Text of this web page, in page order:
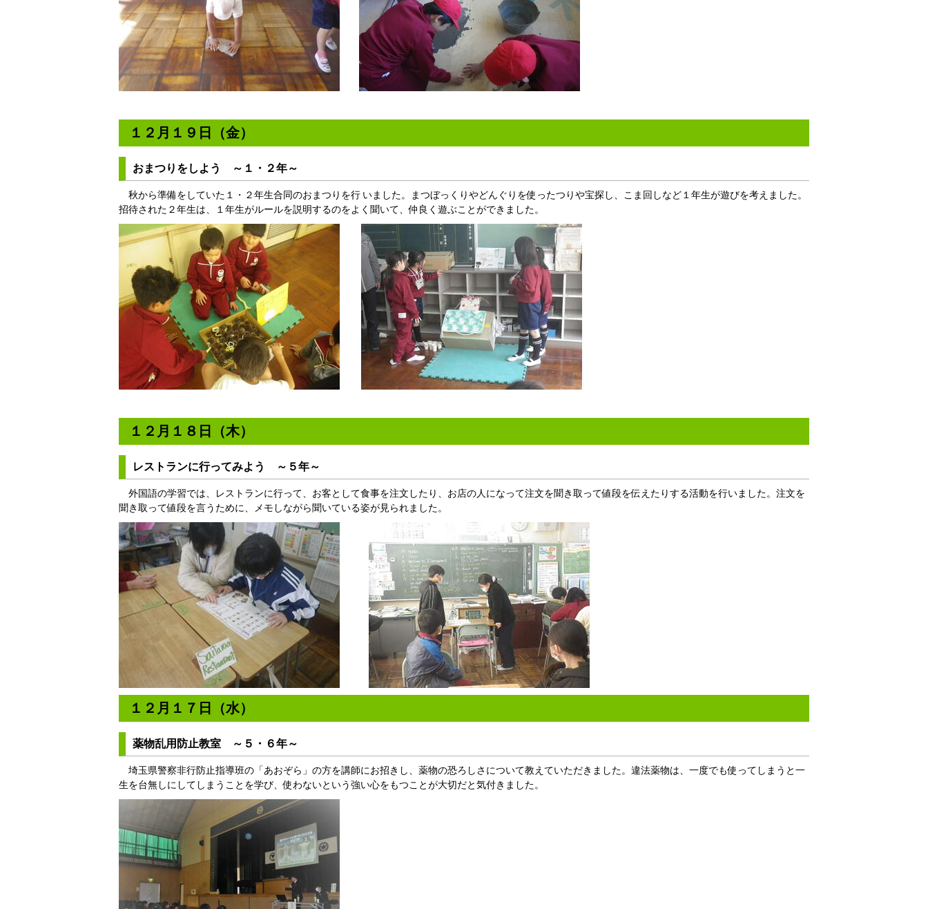
１２月１９日（金）
おまつりをしよう ～１・２年～
秋から準備をしていた１・２年生合同のおまつりを行 いました。まつぼっくりやどんぐりを使ったつりや宝探し、こま回しなど１年生が遊びを考えました。
招待された２年生は、１年生がルールを説明するのをよく聞いて、仲良く遊ぶことができました。
１２月１８日（木）
レストランに行ってみよう ～５年～
外国語の学習では、レストランに行って、お客として食事を注文したり、お店の人になって注文を聞き取って値段を伝えたりする活動を行いました。注文を
聞き取って値段を言うために、メモしながら聞いている姿が見られました。
１２月１７日（水）
薬物乱用防止教室 ～５・６年～
埼玉県警察非行防止指導班の「あおぞら」の方を講師にお招きし、薬物の恐ろしさについて教えていただきました。違法薬物は、一度でも使ってしまうと一
生を台無しにしてしまうことを学び、使わないという強い心をもつことが大切だと気付きました。